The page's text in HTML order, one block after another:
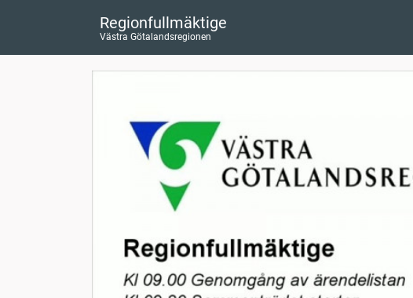
Regionfullmäktige
Västra Götalandsregionen